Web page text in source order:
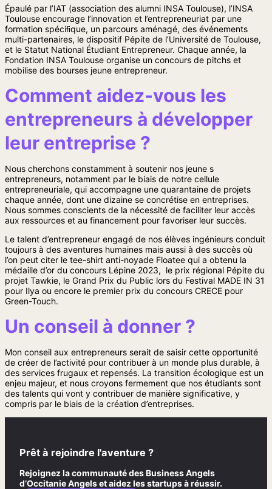
Épaulé par l’IAT (association des alumni INSA Toulouse), l’INSA
Toulouse encourage l’innovation et l’entrepreneuriat par une
formation spéciﬁque, un parcours aménagé, des événements
multi-partenaires, le dispositif Pépite de l’Université de Toulouse,
et le Statut National Étudiant Entrepreneur. Chaque année, la
Fondation INSA Toulouse organise un concours de pitchs et
mobilise des bourses jeune entrepreneur.
Comment aidez-vous les
entrepreneurs à développer
leur entreprise ?
Nous cherchons constamment à soutenir nos jeune s
entrepreneurs, notamment par le biais de notre cellule
entrepreneuriale, qui accompagne une quarantaine de projets
chaque année, dont une dizaine se concrétise en entreprises.
Nous sommes conscients de la nécessité de faciliter leur accès
aux ressources et au financement pour favoriser leur succès.
Le talent d’entrepreneur engagé de nos élèves ingénieurs conduit
toujours à des aventures humaines mais aussi à des succès où
l’on peut citer le tee-shirt anti-noyade Floatee qui a obtenu la
médaille d’or du concours Lépine 2023, le prix régional Pépite du
projet Tawkie, le Grand Prix du Public lors du Festival MADE IN 31
pour Ilya ou encore le premier prix du concours CRECE pour
Green-Touch.
Un conseil à donner ?
Mon conseil aux entrepreneurs serait de saisir cette opportunité
de créer de l’activité pour contribuer à un monde plus durable, à
des services frugaux et repensés. La transition écologique est un
enjeu majeur, et nous croyons fermement que nos étudiants sont
des talents qui vont y contribuer de manière significative, y
compris par le biais de la création d’entreprises.
Prêt à rejoindre l'aventure ?
Rejoignez la communauté des Business Angels
d’Occitanie Angels et aidez les startups à réussir.